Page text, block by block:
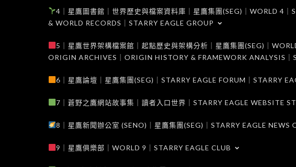
4｜星鷹圖書館｜世界歷史與檔案資料庫｜星鷹集團(SEG)｜WORLD 4
& WORLD RECORDS｜STARRY EAGLE GROUP
5｜星鷹世界架構檔案館｜起點歷史與架構分析｜星鷹集團(SEG)｜
ORIGIN ARCHIVES｜ORIGIN HISTORY & FRAMEWORK ANALYSIS｜
6｜星鷹論壇｜星鷹集團(SEG)｜STARRY EAGLE FORUM｜STARRY
7｜蒼野之鷹網站故事集｜讀者入口世界｜STARRY EAGLE WEBSITE
8｜星鷹新聞辦公室 (SENO)｜星鷹集團(SEG)｜STARRY EAGLE NEWS
9｜星鷹俱樂部｜WORLD 9｜STARRY EAGLE CLUB